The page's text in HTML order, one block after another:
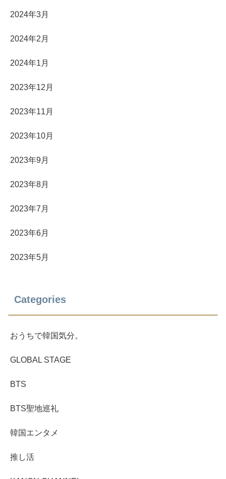
2024年3月
2024年2月
2024年1月
2023年12月
2023年11月
2023年10月
2023年9月
2023年8月
2023年7月
2023年6月
2023年5月
Categories
おうちで韓国気分。
GLOBAL STAGE
BTS
BTS聖地巡礼
韓国エンタメ
推し活